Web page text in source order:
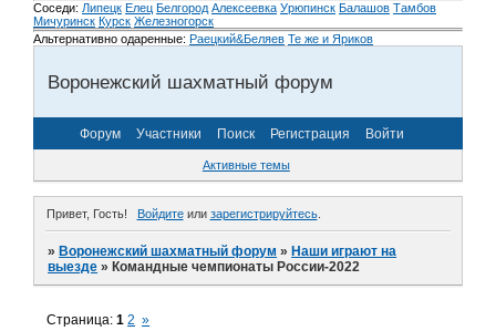
Соседи: Липецк Елец Белгород Алексеевка Урюпинск Балашов Тамбов
Мичуринск Курск Железногорск
Альтернативно одаренные: Раецкий&Беляев Те же и Яриков
Воронежский шахматный форум
Форум Участники Поиск Регистрация Войти
Активные темы
Привет, Гость! Войдитеили зарегистрируйтесь.
»Воронежский шахматный форум »Наши играют на
выезде »Командные чемпионаты России-2022
Страница:1 2 »